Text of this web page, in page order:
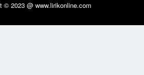
© 2023 @ www.lirikonline.com